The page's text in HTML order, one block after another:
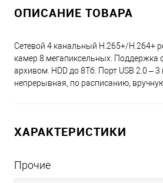
ОПИСАНИЕ ТОВАРА
Сетевой 4 канальный H.265+/H.264+
камер 8 мегапиксельных. Поддержка
архивом. HDD до 8Тб. Порт USB 2.0 –
непрерывная, по расписанию,
ХАРАКТЕРИСТИКИ
Прочие